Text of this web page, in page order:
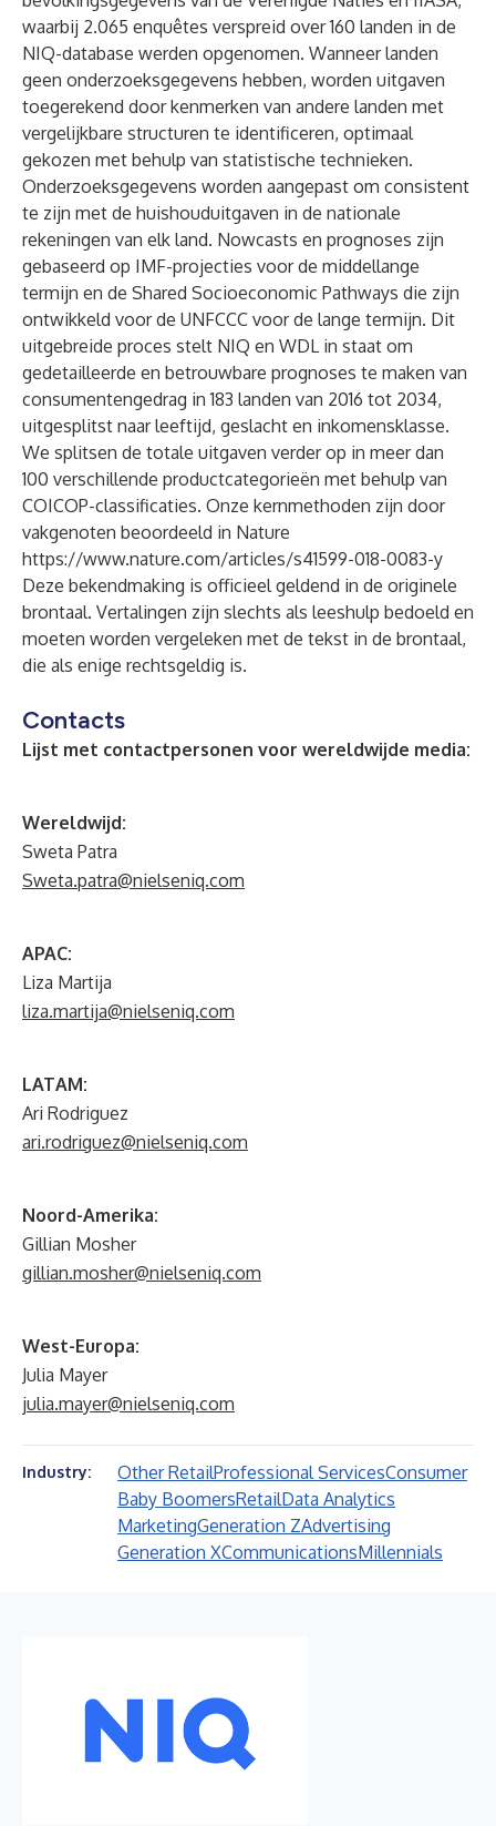
waarbij 2.065 enquêtes verspreid over 160 landen in de
NIQ-database werden opgenomen. Wanneer landen
geen onderzoeksgegevens hebben, worden uitgaven
toegerekend door kenmerken van andere landen met
vergelijkbare structuren te identificeren, optimaal
gekozen met behulp van statistische technieken.
Onderzoeksgegevens worden aangepast om consistent
te zijn met de huishouduitgaven in de nationale
rekeningen van elk land. Nowcasts en prognoses zijn
gebaseerd op IMF-projecties voor de middellange
termijn en de Shared Socioeconomic Pathways die zijn
ontwikkeld voor de UNFCCC voor de lange termijn. Dit
uitgebreide proces stelt NIQ en WDL in staat om
gedetailleerde en betrouwbare prognoses te maken van
consumentengedrag in 183 landen van 2016 tot 2034,
uitgesplitst naar leeftijd, geslacht en inkomensklasse.
We splitsen de totale uitgaven verder op in meer dan
100 verschillende productcategorieën met behulp van
COICOP-classificaties. Onze kernmethoden zijn door
vakgenoten beoordeeld in Nature
https://www.nature.com/articles/s41599-018-0083-y
Deze bekendmaking is officieel geldend in de originele
brontaal. Vertalingen zijn slechts als leeshulp bedoeld en
moeten worden vergeleken met de tekst in de brontaal,
die als enige rechtsgeldig is.
Contacts
Lijst met contactpersonen voor wereldwijde media:
Wereldwijd:
Sweta Patra
Sweta.patra@nielseniq.com
APAC:
Liza Martija
liza.martija@nielseniq.com
LATAM:
Ari Rodriguez
ari.rodriguez@nielseniq.com
Noord-Amerika:
Gillian Mosher
gillian.mosher@nielseniq.com
West-Europa:
Julia Mayer
julia.mayer@nielseniq.com
Industry: Other RetailProfessional ServicesConsumer
Baby BoomersRetailData Analytics
MarketingGeneration ZAdvertising
Generation XCommunicationsMillennials